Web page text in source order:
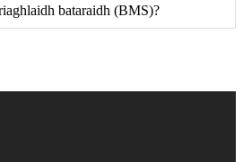
bataraidh (BMS)?